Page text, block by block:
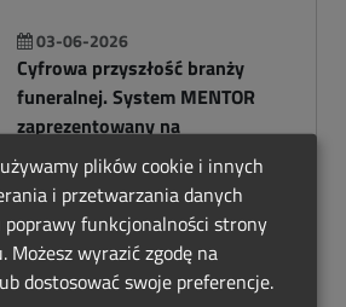
03-06-2026
Cyfrowa przyszłość branży
funeralnej. System MENTOR
zaprezentowany na
NECROEXPO 2026
plików cookie i innych
i przetwarzania danych
poprawy funkcjonalności strony
Możesz wyrazić zgodę na
dostosować swoje preferencje.